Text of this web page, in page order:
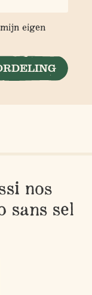
eigen
nos
sel